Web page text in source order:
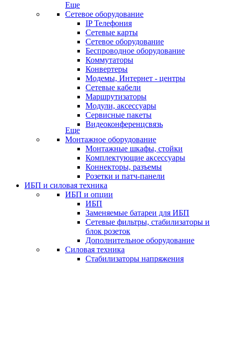
Еще
Сетевое оборудование
IP Телефония
Сетевые карты
Сетевое оборудование
Беспроводное оборудование
Коммутаторы
Конвертеры
Модемы, Интернет - центры
Сетевые кабели
Маршрутизаторы
Модули, аксессуары
Сервисные пакеты
Видеоконференцсвязь
Еще
Монтажное оборудование
Монтажные шкафы, стойки
Комплектующие аксессуары
Коннекторы, разъемы
Розетки и патч-панели
ИБП и силовая техника
ИБП и опции
ИБП
Заменяемые батареи для ИБП
Сетевые фильтры, стабилизаторы и
блок розеток
Дополнительное оборудование
Силовая техника
Стабилизаторы напряжения